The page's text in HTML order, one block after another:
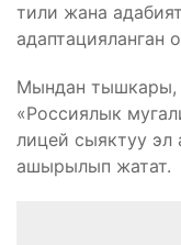
тили жана
адаптацияланган
Мындан тышкары,
«Россиялык
лицей сыяктуу
ашырылып жатат.